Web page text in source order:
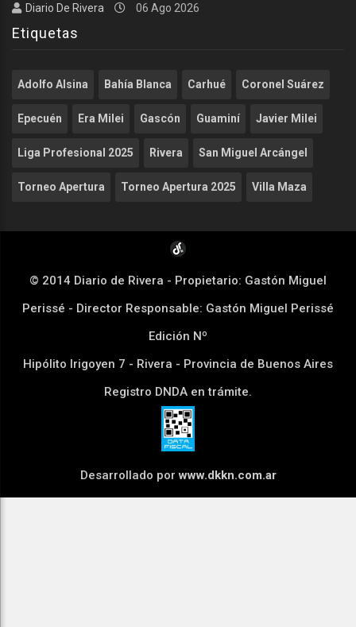
Diario De Rivera 06 Ago 2026
Etiquetas
Adolfo Alsina Bahía Blanca Carhué Coronel Suárez
Epecuén Era Milei Gascón Guaminí Javier Milei
Liga Profesional 2025 Rivera San Miguel Arcángel
Torneo Apertura Torneo Apertura 2025 Villa Maza
© 2014 Diario de Rivera - Propietario: Gastón Miguel
Perissé - Director Responsable: Gastón Miguel Perissé
Edición Nº
Hipólito Irigoyen 7 - Rivera - Provincia de Buenos Aires
Registro DNDA en trámite.
Desarrollado porwww.dkkn.com.ar